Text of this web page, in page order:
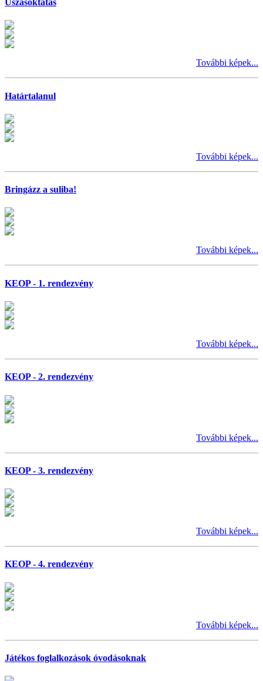
Úszásoktatás
További képek...
Határtalanul
További képek...
Bringázz a suliba!
További képek...
KEOP - 1. rendezvény
További képek...
KEOP - 2. rendezvény
További képek...
KEOP - 3. rendezvény
További képek...
KEOP - 4. rendezvény
További képek...
Játékos foglalkozások óvodásoknak